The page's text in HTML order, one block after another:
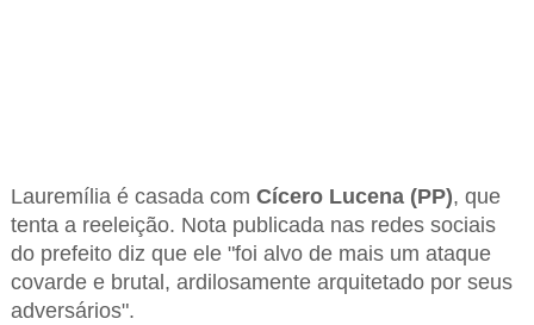
Lauremília é casada com Cícero Lucena (PP), que
tenta a reeleição. Nota publicada nas redes sociais
do prefeito diz que ele "foi alvo de mais um ataque
covarde e brutal, ardilosamente arquitetado por seus
adversários".